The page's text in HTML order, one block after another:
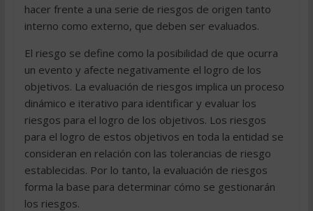
hacer frente a una serie de riesgos de origen tanto
interno como externo, que deben ser evaluados.
El riesgo se define como la posibilidad de que ocurra
un evento y afecte negativamente el logro de los
objetivos. La evaluación de riesgos implica un proceso
dinámico e iterativo para identificar y evaluar los
riesgos para el logro de los objetivos. Los riesgos
para el logro de estos objetivos en toda la entidad se
consideran en relación con las tolerancias de riesgo
establecidas. Por lo tanto, la evaluación de riesgos
forma la base para determinar cómo se gestionarán
los riesgos.